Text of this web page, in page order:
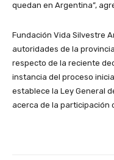
quedan en Argentina”,
Fundación Vida Silvestre
autoridades de la
respecto de la reciente
instancia del proceso
establece la Ley General
acerca de la participación